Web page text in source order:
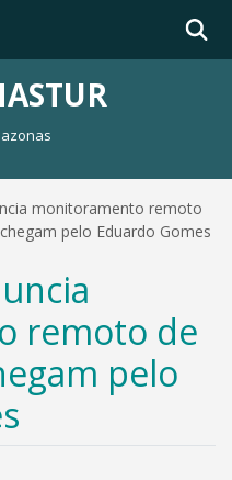
monitoramento remoto
pelo Eduardo Gomes
remoto de
pelo